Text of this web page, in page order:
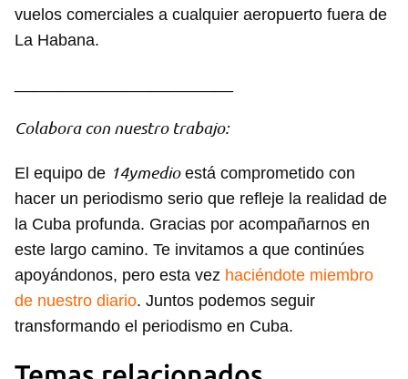
iniciar sesión con tu cuenta de 14ymedio.
vuelos comerciales a cualquier aeropuerto fuera de
La Habana.
Colabora con nuestro trabajo:
El equipo de 14ymedioestá comprometido con
hacer un periodismo serio que refleje la realidad de
la Cuba profunda. Gracias por acompañarnos en
este largo camino. Te invitamos a que continúes
apoyándonos, pero esta vez haciéndote miembro
de nuestro diario. Juntos podemos seguir
transformando el periodismo en Cuba.